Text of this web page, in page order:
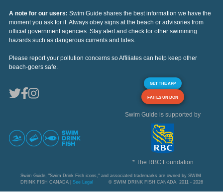
A note for our users: Swim Guide shares the best information we have the
moment you ask for it. Always obey signs at the beach or advisories from
official government agencies. Stay alert and check for other swimming
hazards such as dangerous currents and tides.
Please report your pollution concerns so Affiliates can help keep other
beach-goers safe.
GET THE APP
FAITES UN DON
Swim Guide is supported by
* The RBC Foundation
Swim Guide, "Swim Drink Fish icons," and associated trademarks are owned by SWIM
DRINK FISH CANADA | See Legal © SWIM DRINK FISH CANADA, 2011 - 2026